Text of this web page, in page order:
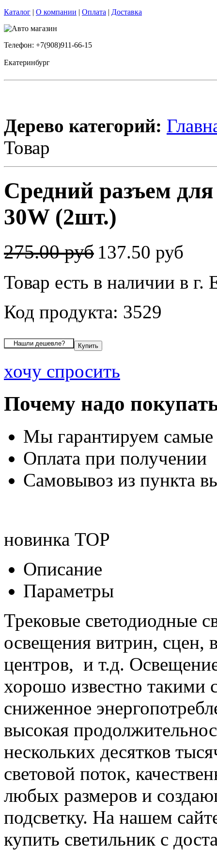
Каталог | О компании | Оплата | Доставка
Телефон: +7(908)911-66-15
Екатеринбург
Дерево категорий:
Товар
Средний разъем
30W (2шт.)
275.00 руб 137.50 руб
Товар есть в наличии в г.
Код продукта: 3529
хочу спросить
Почему надо
Мы гарантируем
Оплата при получении
Самовывоз из пункта
новинка TOP
Описание
Параметры
Трековые светодиодные
освещения витрин, сцен,
центров, и т.д.
хорошо известно такими
сниженное
высокая
нескольких десятков
световой поток,
любых размеров и
подсветку. На нашем
купить светильник с